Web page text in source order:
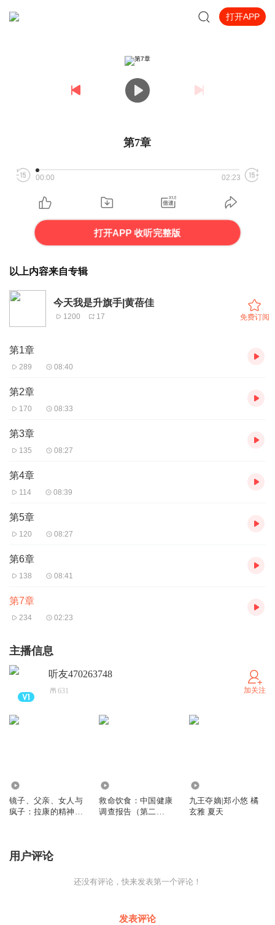
打开APP
第7章
00:00 02:23
打开APP 收听完整版
以上内容来自专辑
今天我是升旗手|黄蓓佳
1200 17 免费订阅
第1章
289 08:40
第2章
170 08:33
第3章
135 08:27
第4章
114 08:39
第5章
120 08:27
第6章
138 08:41
第7章
234 02:23
主播信息
听友470263748
631 加关注
镜子、父亲、女人与
疯子：拉康的精神分
救命饮食：中国健康
调查报告（第二
九王夺嫡|郑小悠 橘
玄雅 夏天
用户评论
还没有评论，快来发表第一个评论！
发表评论